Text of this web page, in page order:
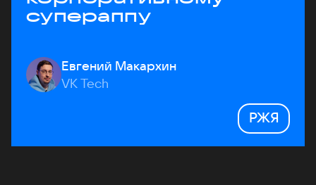
супераппу
Евгений Макархин
VK Tech
РЖЯ